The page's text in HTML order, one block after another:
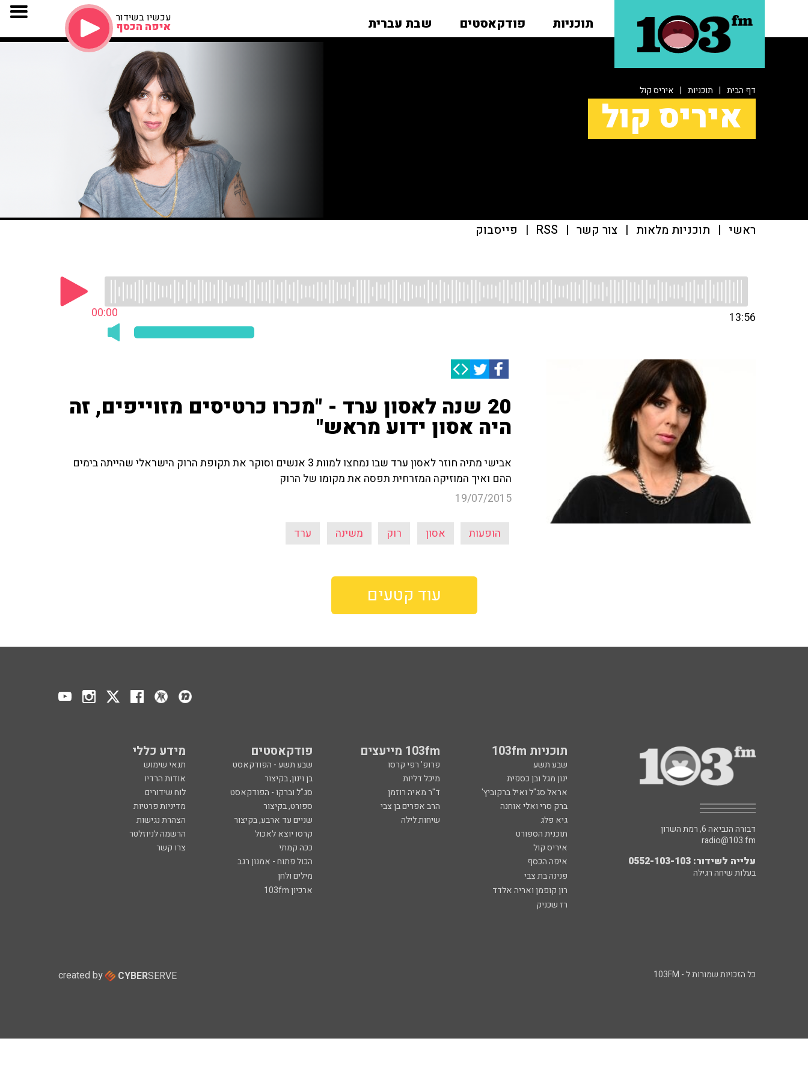
תוכניות פודקאסטים שבת עברית עכשיו בשידור
איפה הכסף
דף הבית | תוכניות | איריס קול
איריס קול
ראשי | תוכניות מלאות | צור קשר |
RSS
| פייסבוק
00:00 13:56
20 שנה לאסון ערד - "מכרו כרטיסים מזוייפים, זה
היה אסון ידוע מראש"
אבישי מתיה חוזר לאסון ערד שבו נמחצו למוות 3 אנשים וסוקר את תקופת הרוק הישראלי שהייתה בימים
ההם ואיך המוזיקה המזרחית תפסה את מקומו של הרוק
19/07/2015
הופעות אסון רוק משינה ערד
עוד קטעים
תוכניות 103fm 103fm מייעצים פודקאסטים מידע כללי
שבע תשע פרופ' רפי קרסו שבע תשע - הפודקאסט
תנאי שימוש
ינון מגל ובן כספית
מיכל דליות בן וינון, בקיצור
אודות הרדיו
אראל סג"ל ואיל ברקוביץ'
ד"ר מאיה רוזמן סג"ל וברקו - הפודקאסט
לוח שידורים
ברק סרי ואלי אוחנה
הרב אפרים בן צבי ספורט, בקיצור
מדיניות פרטיות
גיא פלג
שיחות לילה שניים עד ארבע, בקיצור
הצהרת נגישות
תוכנית הספורט
קרסו יוצא לאכול
הרשמה לניוזלטר
איריס קול
ככה קמתי
צרו קשר
איפה הכסף
הכול פתוח - אמנון רגב
פנינה בת צבי
מילים ולחן
רון קופמן ואריה אלדד
ארכיון 103fm
רז שכניק
דבורה הנביאה 6, רמת השרון
radio@103.fm
עלייה לשידור: 0552-103-103
בעלות שיחה רגילה
כל הזכויות שמורות ל - 103FM created by CYBERSERVE